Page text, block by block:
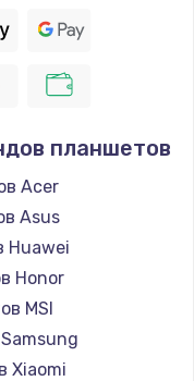
планшетов
Acer
Asus
Huawei
Honor
MSI
Xiaomi